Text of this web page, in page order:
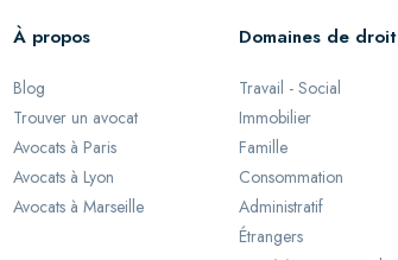
À propos
Blog
Trouver un avocat
Avocats à Paris
Avocats à Lyon
Avocats à Marseille
Domaines de droit
Travail - Social
Immobilier
Famille
Consommation
Administratif
Étrangers